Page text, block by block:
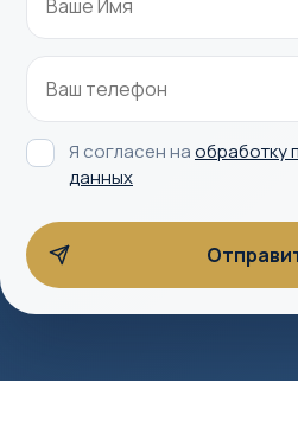
Я согласен наобработку
данных